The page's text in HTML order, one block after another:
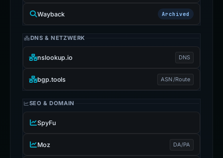
Wayback Archived
DNS & NETZWERK
nslookup.io DNS
bgp.tools ASN /Route
SEO & DOMAIN
SpyFu
Moz DA/PA